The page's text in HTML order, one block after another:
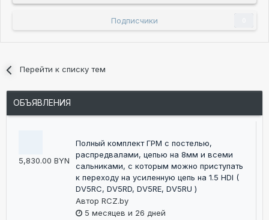
Подписчики
Перейти к списку тем
ОБЪЯВЛЕНИЯ
5,830.00 BYN
Полный комплект ГРМ c постелью,
распредвалами, цепью на 8мм и всеми
сальниками, с которым можно приступать
к переходу на усиленную цепь на 1.5 HDI (
DV5RC, DV5RD, DV5RE, DV5RU )
Автор RCZ.by
5 месяцев и 26 дней